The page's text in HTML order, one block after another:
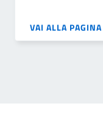
VAI ALLA PAGINA